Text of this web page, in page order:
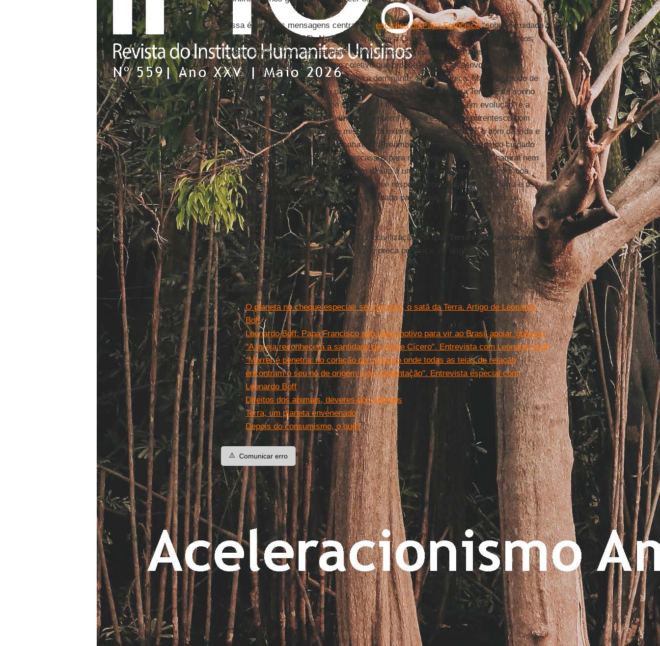
Essa é uma das mensagens centrais da encíclica do Papa Francisco“sobre o cuidado
da Casa Comum”(2015). Na mesma linha vai a Carta da Terra, um dos documentos
axiais da nova visão da realidade (2000) e dos valores que importa assumir para
garantir sua vitalidade. O sonho coletivo que propõe não é o “desenvolvimento
sustentável”, fruto da economia política dominante, anti-ecológica. Mas “um modo de
vida sustentável” que resulta do cuidado para com a vida e com a Terra. Este sonho
supõe entender “a humanidade como parte de um vasto universo em evolução” e a
“Terra como nosso lar e viva”; implica também “viver o espírito de parentesco com
toda a vida”, “com reverência o mistério da existência, com gratidão, o dom da vida e
com humildade, nosso lugar na natureza”(Preâmbulo). Propõe uma ética do cuidado
que utiliza racionalmente os bens escassos para não prejudicar o capital natural nem
as gerações futuras; elas também têm direito a um Planeta sustentável e com boa
qualidade de vida. Isso somente ocorrerá se respeitarmos a dignidade da Terra e os
direitos que ela tem de ser cuidada e guardada para todos os seres, também os
futuros.
Agora pode começar o tempo de uma biocivilização, na qual e Humanidade,
dignas e com direitos, reconhecem a recíproca pertença, de origem e de destino
comum.
Leia mais
O planeta no cheque especial: ser humano, o satã da Terra. Artigo de Leonardo
Boff
Leonardo Boff: Papa Francisco não tinha motivo para vir ao Brasil apoiar 'golpista'
"A Igreja reconhecerá a santidade do Padre Cícero". Entrevista com Leonardo Boff
"Morrer é penetrar no coração do universo onde todas as teias de relação
encontram o seu nó de origem e de sustentação". Entrevista especial com
Leonardo Boff
Direitos dos animais, deveres dos homens
Terra, um planeta envenenado
Depois do consumismo, o quê?
⚠️ Comunicar erro